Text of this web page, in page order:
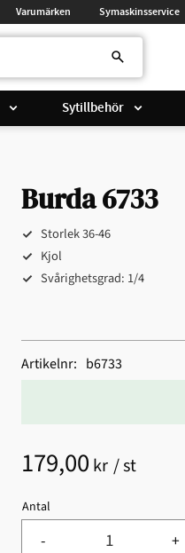
Varumärken Symaskinsservice
Sytillbehör
Burda 6733
Storlek 36-46
Kjol
Svårighetsgrad: 1/4
179,00 kr /st
Antal
+
-
Artikelnr b6733